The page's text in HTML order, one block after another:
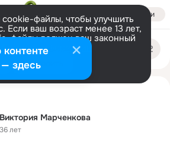
Войти
файлы, чтобы улучшить
Если ваш возраст менее 13 лет,
файлы должен ваш законный
Больше информации
Настроить
Виктория Марченкова
36 лет
здесь